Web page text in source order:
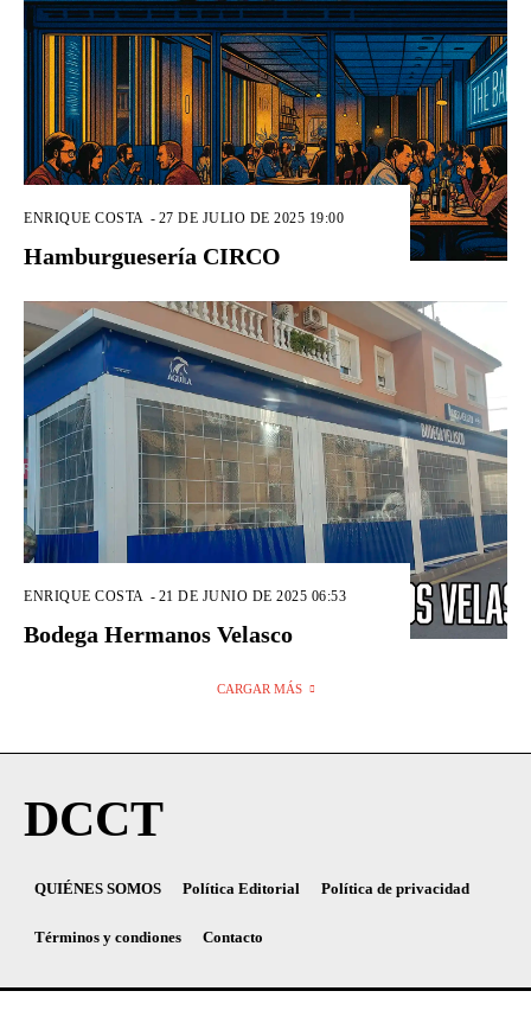
ENRIQUE COSTA - 27 DE JULIO DE 2025 19:00
Hamburguesería CIRCO
ENRIQUE COSTA - 21 DE JUNIO DE 2025 06:53
Bodega Hermanos Velasco
CARGAR MÁS
DCCT
QUIÉNES SOMOS Política Editorial Política de privacidad
Términos y condiones Contacto